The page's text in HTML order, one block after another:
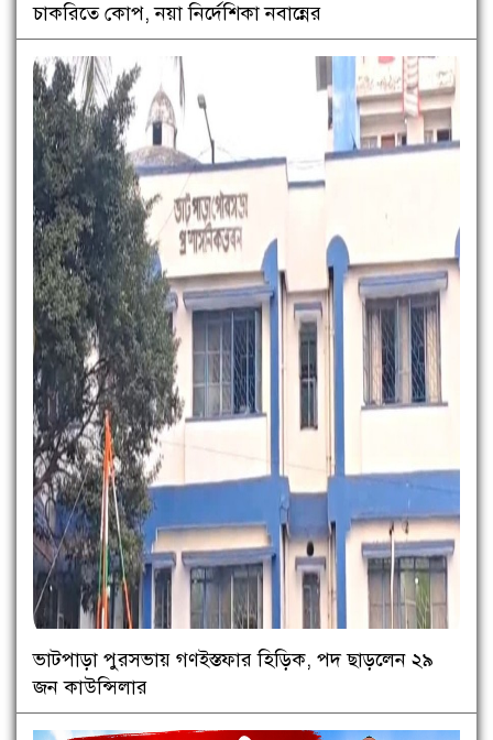
চাকরিতে কোপ, নয়া নির্দেশিকা নবান্নের
ভাটপাড়া পুরসভায় গণইস্তফার হিড়িক, পদ ছাড়লেন ২৯
জন কাউন্সিলার